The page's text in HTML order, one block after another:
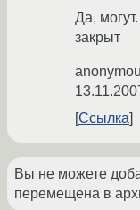
Да,
закрыт
Ссылка
Вы не можете
перемещена в